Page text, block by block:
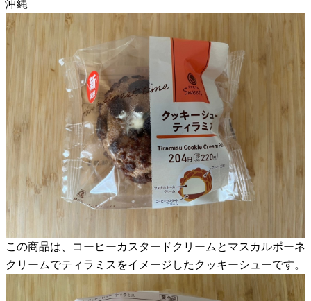
沖縄
この商品は、コーヒーカスタードクリームとマスカルポーネ
クリームでティラミスをイメージしたクッキーシューです。